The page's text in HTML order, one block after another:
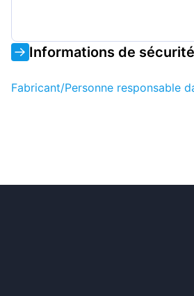
Informations de
Fabricant/Personne responsable